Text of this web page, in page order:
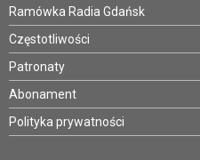
Ramówka Radia Gdańsk
Częstotliwości
Patronaty
Abonament
Polityka prywatności